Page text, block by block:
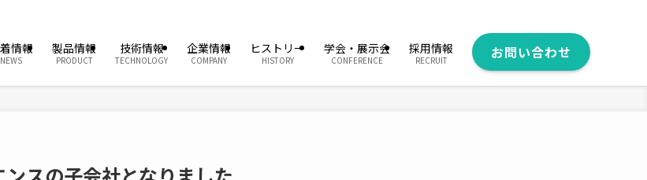
情報
NEWS
製品情報
PRODUCT
技術情報
TECHNOLOGY
企業情報
COMPANY
ヒストリー
HISTORY
学会・展示会
CONFERENCE
採用情報
RECRUIT お問い合わせ